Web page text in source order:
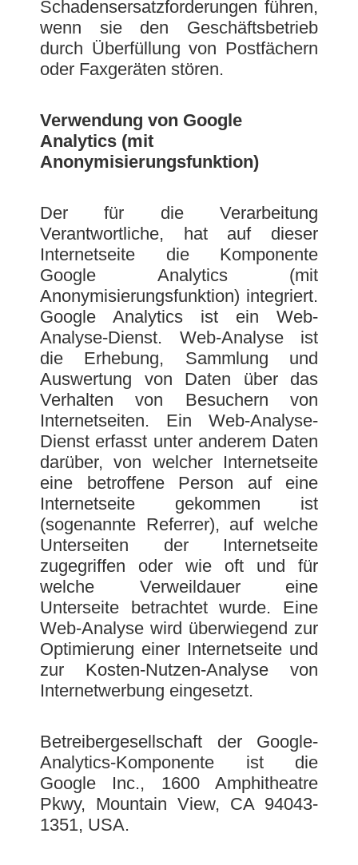
Schadensersatzforderungen führen,
wenn sie den Geschäftsbetrieb
durch Überfüllung von Postfächern
oder Faxgeräten stören.
Verwendung von Google
Analytics (mit
Anonymisierungsfunktion)
Der für die Verarbeitung
Verantwortliche, hat auf dieser
Internetseite die Komponente
Google Analytics (mit
Anonymisierungsfunktion) integriert.
Google Analytics ist ein Web-
Analyse-Dienst. Web-Analyse ist
die Erhebung, Sammlung und
Auswertung von Daten über das
Verhalten von Besuchern von
Internetseiten. Ein Web-Analyse-
Dienst erfasst unter anderem Daten
darüber, von welcher Internetseite
eine betroffene Person auf eine
Internetseite gekommen ist
(sogenannte Referrer), auf welche
Unterseiten der Internetseite
zugegriffen oder wie oft und für
welche Verweildauer eine
Unterseite betrachtet wurde. Eine
Web-Analyse wird überwiegend zur
Optimierung einer Internetseite und
zur Kosten-Nutzen-Analyse von
Internetwerbung eingesetzt.
Betreibergesellschaft der Google-
Analytics-Komponente ist die
Google Inc., 1600 Amphitheatre
Pkwy, Mountain View, CA 94043-
1351, USA.